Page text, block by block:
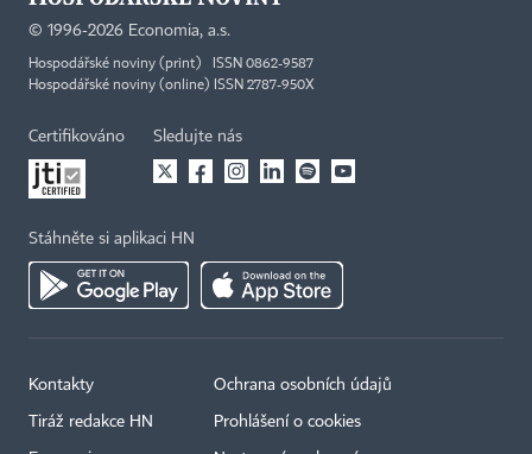
© 1996-2026 Economia, a.s.
Hospodářské noviny (print) ISSN 0862-9587
Hospodářské noviny (online) ISSN 2787-950X
Certifikováno Sledujte nás
Stáhněte si aplikaci HN
Kontakty
Tiráž redakce HN
Ochrana osobních údajů
Prohlášení o cookies